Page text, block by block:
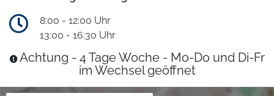
8:00 - 12:00 Uhr
13:00 - 16:30 Uhr
Achtung - 4 Tage Woche - Mo-Do und Di-Fr
im Wechsel geöffnet